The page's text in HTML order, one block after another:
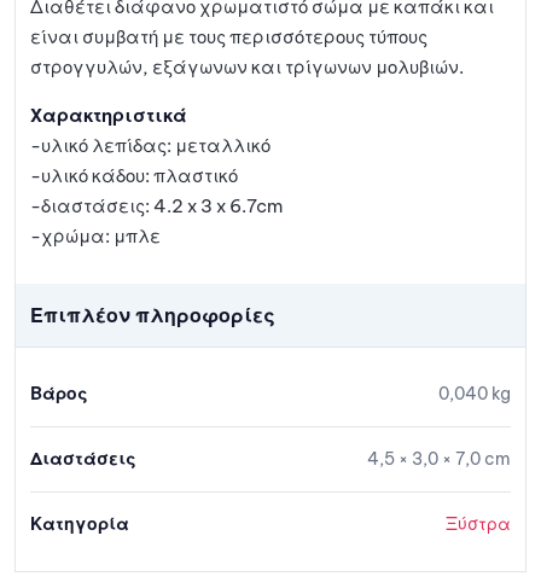
Διαθέτει διάφανο χρωματιστό σώμα με καπάκι και
είναι συμβατή με τους περισσότερους τύπους
στρογγυλών, εξάγωνων και τρίγωνων μολυβιών.
Χαρακτηριστικά
-υλικό λεπίδας: μεταλλικό
-υλικό κάδου: πλαστικό
-διαστάσεις: 4.2 x 3 x 6.7cm
-χρώμα: μπλε
Επιπλέον πληροφορίες
Βάρος 0,040 kg
Διαστάσεις 4,5 × 3,0 × 7,0 cm
Κατηγορία Ξύστρα